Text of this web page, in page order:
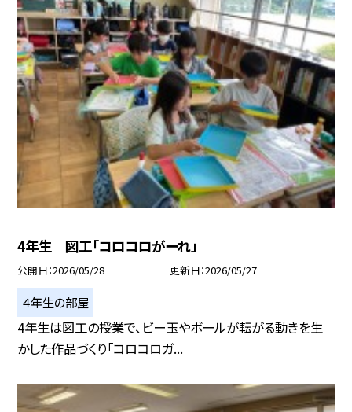
4年生 図工「コロコロがーれ」
公開日 2026/05/28 更新日 2026/05/27
４年生の部屋
4年生は図工の授業で、ビー玉やボールが転がる動きを生
かした作品づくり「コロコロガ...